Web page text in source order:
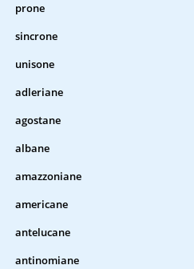
prone
sincrone
unisone
adleriane
agostane
albane
amazzoniane
americane
antelucane
antinomiane